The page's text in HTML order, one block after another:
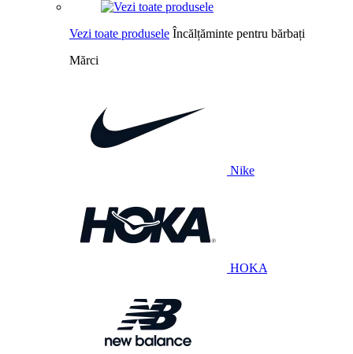
Vezi toate produsele Încălțăminte pentru bărbați
Mărci
Nike
HOKA